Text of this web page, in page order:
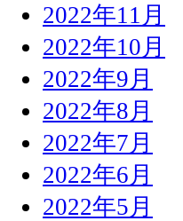
2022年11月
2022年10月
2022年9月
2022年8月
2022年7月
2022年6月
2022年5月